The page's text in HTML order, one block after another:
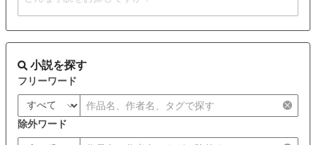
小説を探す
フリーワード
除外ワード